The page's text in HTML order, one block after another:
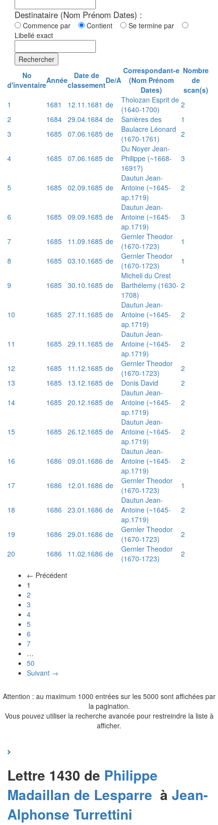
Destinataire (Nom Prénom Dates) :
Commence par Contient
Se termine par
Libellé exact
Rechercher
No
d'inventaireAnnée
Date de
classementDe/A
Correspondant-e
(Nom Prénom
Dates)
Nombre
de
scan(s)
1
1681 12.11.1681 de
Tholozan Esprit de
(1640-1700)
2
2
1684 29.04.1684 de Sanières des
1
3
1685 07.06.1685 de
Baulacre Léonard
(1670-1761)
2
4 1685 07.06.1685 de
Du Noyer Jean-
Philippe (~1668-
1691?)
3
5 1685 02.09.1685 de
Dautun Jean-
Antoine (~1645-
ap.1719)
2
6 1685 09.09.1685 de
Dautun Jean-
Antoine (~1645-
ap.1719)
3
7 1685 11.09.1685 de
Gernler Theodor
(1670-1723)
1
8
1685 03.10.1685 de
Gernler Theodor
(1670-1723)
1
9 1685 30.10.1685 de
Micheli du Crest
Barthélemy (1630-
1708)
2
10 1685 27.11.1685 de
Dautun Jean-
Antoine (~1645-
ap.1719)
2
11 1685 29.11.1685 de
Dautun Jean-
Antoine (~1645-
ap.1719)
2
12 1685 11.12.1685 de
Gernler Theodor
(1670-1723)
2
13
1685 13.12.1685 de Donis David
2
14
1685 20.12.1685 de
Dautun Jean-
Antoine (~1645-
ap.1719)
2
15 1685 26.12.1685 de
Dautun Jean-
Antoine (~1645-
ap.1719)
2
16 1686 09.01.1686 de
Dautun Jean-
Antoine (~1645-
ap.1719)
2
17 1686 12.01.1686 de
Gernler Theodor
(1670-1723)
1
18 1686 23.01.1686 de
Dautun Jean-
Antoine (~1645-
ap.1719)
2
19 1686 29.01.1686 de
Gernler Theodor
(1670-1723)
2
20
1686 11.02.1686 de
Gernler Theodor
(1670-1723)
2
← Précédent
1
2
3
4
5
6
7
…
50
Suivant →
Attention : au maximum 1000 entrées sur les 5000 sont affichées par
la pagination.
Vous pouvez utiliser la recherche avancée pour restreindre la liste à
afficher.
Lettre 1430 de Philippe
Madaillan de Lesparre à Jean-
Alphonse Turrettini